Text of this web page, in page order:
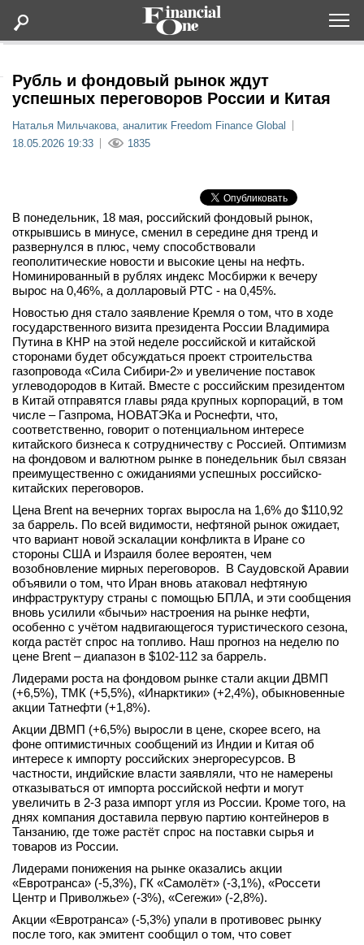
Статьи
Мероприятия
Новости
Интервью
вконтакте
телеграм
Стать автором
Вход
Рубль и фондовый рынок ждут
успешных переговоров России и Китая
Наталья Мильчакова, аналитик Freedom Finance Global
18.05.2026 19:33
1835
В понедельник, 18 мая, российский фондовый рынок,
открывшись в минусе, сменил в середине дня тренд и
развернулся в плюс, чему способствовали
геополитические новости и высокие цены на нефть.
Номинированный в рублях индекс Мосбиржи к вечеру
вырос на 0,46%, а долларовый РТС - на 0,45%.
Новостью дня стало заявление Кремля о том, что в ходе
государственного визита президента России Владимира
Путина в КНР на этой неделе российской и китайской
сторонами будет обсуждаться проект строительства
газопровода «Сила Сибири-2» и увеличение поставок
углеводородов в Китай. Вместе с российским президентом
в Китай отправятся главы ряда крупных корпораций, в том
числе – Газпрома, НОВАТЭКа и Роснефти, что,
соответственно, говорит о потенциальном интересе
китайского бизнеса к сотрудничеству с Россией. Оптимизм
на фондовом и валютном рынке в понедельник был связан
преимущественно с ожиданиями успешных российско-
китайских переговоров.
Цена Brent на вечерних торгах выросла на 1,6% до $110,92
за баррель. По всей видимости, нефтяной рынок ожидает,
что вариант новой эскалации конфликта в Иране со
стороны США и Израиля более вероятен, чем
возобновление мирных переговоров. В Саудовской Аравии
объявили о том, что Иран вновь атаковал нефтяную
инфраструктуру страны с помощью БПЛА, и эти сообщения
вновь усилили «бычьи» настроения на рынке нефти,
особенно с учётом надвигающегося туристического сезона,
когда растёт спрос на топливо. Наш прогноз на неделю по
цене Brent – диапазон в $102-112 за баррель.
Лидерами роста на фондовом рынке стали акции ДВМП
(+6,5%), ТМК (+5,5%), «Инарктики» (+2,4%), обыкновенные
акции Татнефти (+1,8%).
Акции ДВМП (+6,5%) выросли в цене, скорее всего, на
фоне оптимистичных сообщений из Индии и Китая об
интересе к импорту российских энергоресурсов. В
частности, индийские власти заявляли, что не намерены
отказываться от импорта российской нефти и могут
увеличить в 2-3 раза импорт угля из России. Кроме того, на
днях компания доставила первую партию контейнеров в
Танзанию, где тоже растёт спрос на поставки сырья и
товаров из России.
Лидерами понижения на рынке оказались акции
«Евротранса» (-5,3%), ГК «Самолёт» (-3,1%), «Россети
Центр и Приволжье» (-3%), «Сегежи» (-2,8%).
Акции «Евротранса» (-5,3%) упали в противовес рынку
после того, как эмитент сообщил о том, что совет